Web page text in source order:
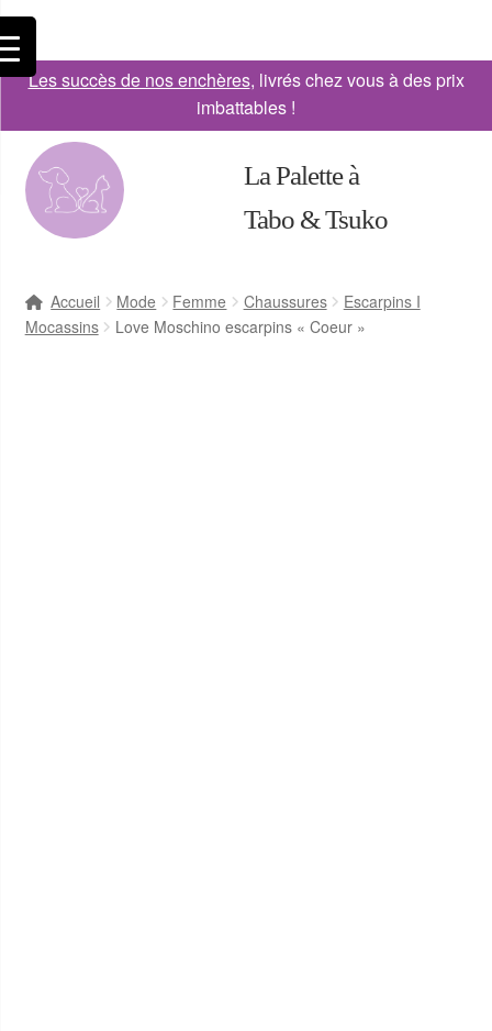
Les succès de nos enchères, livrés chez vous à des prix
imbattables !
La Palette à
Tabo & Tsuko
Accueil Mode Femme Chaussures
Escarpins I
Mocassins
Love Moschino escarpins « Coeur »